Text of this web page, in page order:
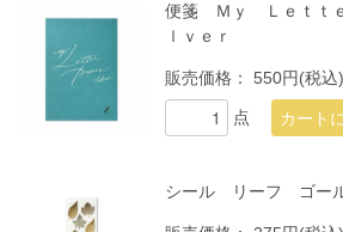
便箋 Ｍｙ Ｌｅｔｔ
ｌｖｅｒ
販売価格：550円(税込)
点
シール リーフ ゴー